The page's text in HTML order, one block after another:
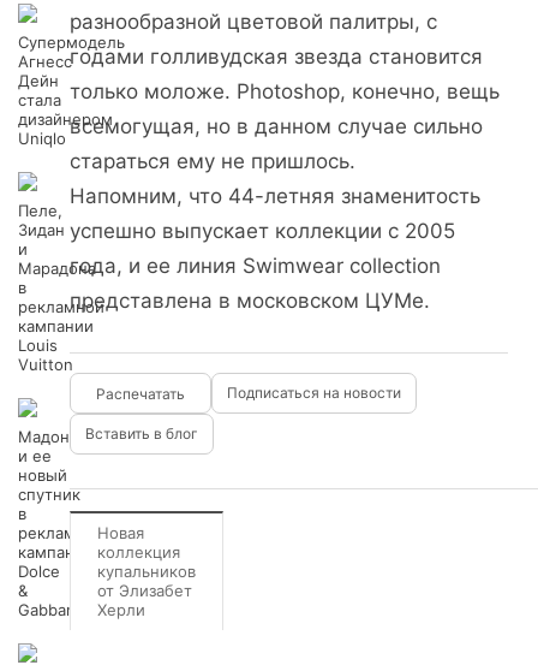
Супермодель
Агнесс
Дейн
стала
дизайнером
Uniqlo
Пеле,
Зидан
и
Марадона
в
рекламной
кампании
Louis
Vuitton
Мадонна
и ее
новый
спутник
в
рекламной
кампании
Dolce
&
Gabbana
разнообразной цветовой палитры, с
годами голливудская звезда становится
только моложе. Photoshop, конечно, вещь
всемогущая, но в данном случае сильно
стараться ему не пришлось.
Напомним, что 44-летняя знаменитость
успешно выпускает коллекции с 2005
года, и ее линия Swimwear collection
представлена в московском ЦУМе.
Подписаться на новости
Вставить в блог
Новая
коллекция
купальников
от Элизабет
Херли